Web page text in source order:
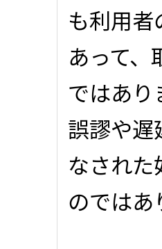
も利用
あって
ではあ
誤謬や遅
なされ
のではあ